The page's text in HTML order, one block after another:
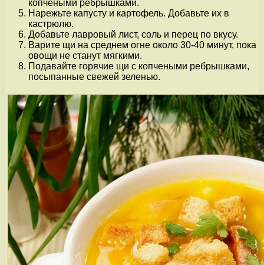
копчеными ребрышками.
Нарежьте капусту и картофель. Добавьте их в
кастрюлю.
Добавьте лавровый лист, соль и перец по вкусу.
Варите щи на среднем огне около 30-40 минут, пока
овощи не станут мягкими.
Подавайте горячие щи с копчеными ребрышками,
посыпанные свежей зеленью.